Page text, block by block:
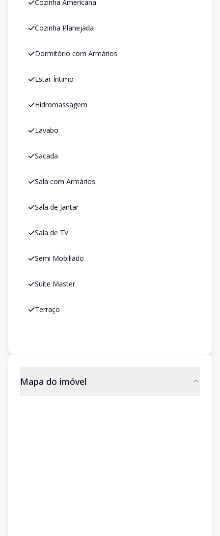
Cozinha Americana
Cozinha Planejada
Dormitório com Armários
Estar Íntimo
Hidromassagem
Lavabo
Sacada
Sala com Armários
Sala de Jantar
Sala de TV
Semi Mobiliado
Suíte Master
Terraço
Mapa do imóvel